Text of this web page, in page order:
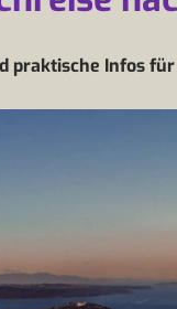
praktische Infos